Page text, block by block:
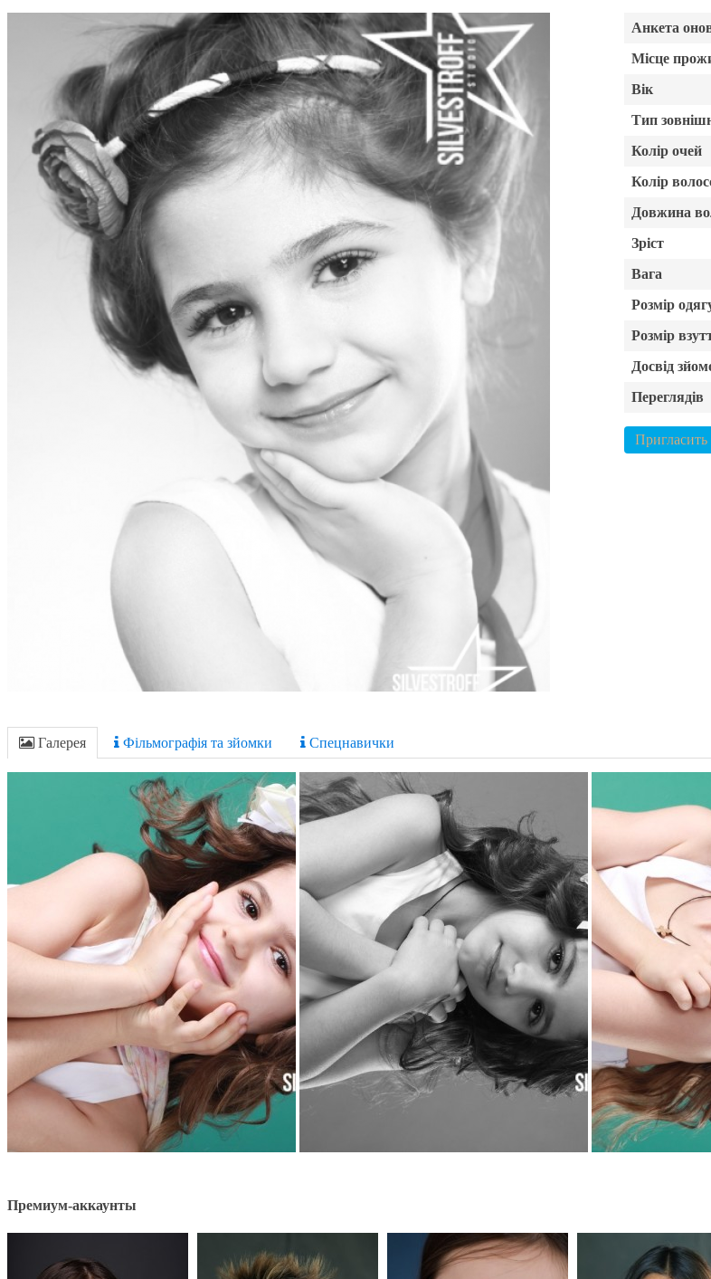
Анкета
Місце
Вік
Тип
Колір очей
Колір
Довжина
Зріст
Вага
Розмір
Розмір
Досвід
Переглядів
Пригласить
Галерея Фільмографія та зйомки Спецнавички
Премиум-аккаунты